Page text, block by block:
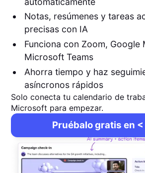
Notas, resúmenes y tareas
precisas con IA
Funciona con Zoom, Google
Microsoft Teams
Ahorra tiempo y haz
asíncronos rápidos
Solo conecta tu calendario de
Microsoft para empezar.
Pruébalo gratis en